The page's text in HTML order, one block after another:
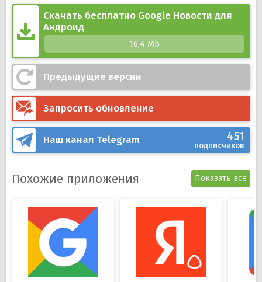
Возможность оформить подписку на газеты и
журналы через Google;
Ежедневно обновляющаяся лента.
Скачать бесплатно Google Новости для
Андроид
16,4 Mb
Предыдущие версии
Запросить обновление
Наш канал Telegram 451
подписчиков
Похожие приложения Показать все